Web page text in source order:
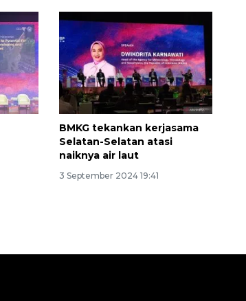
BMKG tekankan kerjasama
Selatan-Selatan atasi
naiknya air laut
3 September 2024 19:41